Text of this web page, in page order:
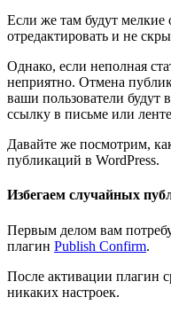
Если же там будут
отредактировать и не
Однако, если неполная
неприятно. Отмена
ваши пользователи будут
ссылку в письме или
Давайте же посмотрим,
публикаций в WordPress.
Избегаем случайных
Первым делом вам
плагин Publish Confirm.
После активации плагин
никаких настроек.